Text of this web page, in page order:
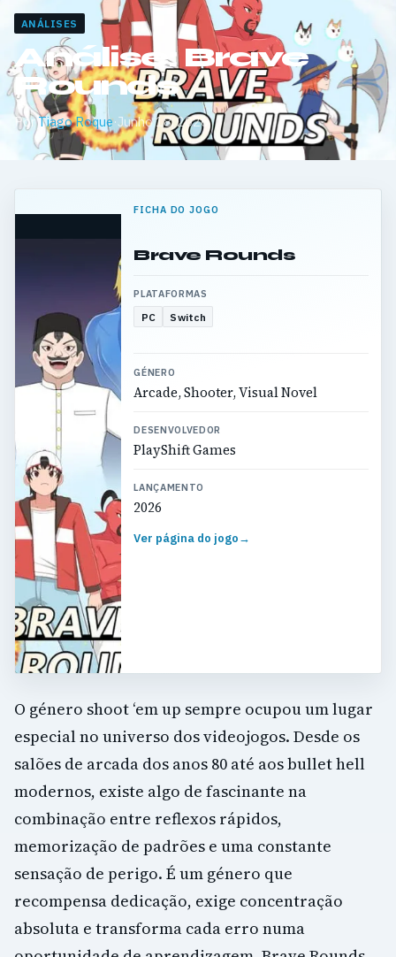
ANÁLISES
Análise: Brave
Rounds
PorTiago Roque·Junho 18, 2026
FICHA DO JOGO
Brave Rounds
PLATAFORMAS
PC Switch
GÉNERO
Arcade, Shooter, Visual Novel
DESENVOLVEDOR
PlayShift Games
LANÇAMENTO
2026
Ver página do jogo→
O género shoot ‘em up sempre ocupou um lugar
especial no universo dos videojogos. Desde os
salões de arcada dos anos 80 até aos bullet hell
modernos, existe algo de fascinante na
combinação entre reflexos rápidos,
memorização de padrões e uma constante
sensação de perigo. É um género que
recompensa dedicação, exige concentração
absoluta e transforma cada erro numa